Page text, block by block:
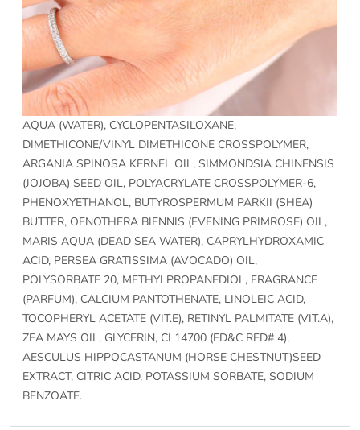
AQUA (WATER), CYCLOPENTASILOXANE,
DIMETHICONE/VINYL DIMETHICONE CROSSPOLYMER,
ARGANIA SPINOSA KERNEL OIL, SIMMONDSIA CHINENSIS
(JOJOBA) SEED OIL, POLYACRYLATE CROSSPOLYMER-6,
PHENOXYETHANOL, BUTYROSPERMUM PARKII (SHEA)
BUTTER, OENOTHERA BIENNIS (EVENING PRIMROSE) OIL,
MARIS AQUA (DEAD SEA WATER), CAPRYLHYDROXAMIC
ACID, PERSEA GRATISSIMA (AVOCADO) OIL,
POLYSORBATE 20, METHYLPROPANEDIOL, FRAGRANCE
(PARFUM), CALCIUM PANTOTHENATE, LINOLEIC ACID,
TOCOPHERYL ACETATE (VIT.E), RETINYL PALMITATE (VIT.A),
ZEA MAYS OIL, GLYCERIN, CI 14700 (FD&C RED# 4),
AESCULUS HIPPOCASTANUM (HORSE CHESTNUT)SEED
EXTRACT, CITRIC ACID, POTASSIUM SORBATE, SODIUM
BENZOATE.